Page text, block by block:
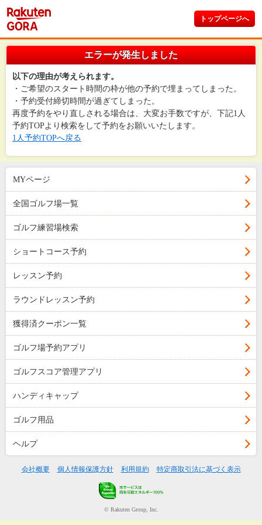
トップページへ
エラーが発生しました
以下の理由が考えられます。
・ご希望のスタート時間の枠が他の予約で埋まってしまった。
・予約受付締切時間が過ぎてしまった。
再度予約をやり直しされる場合は、大変お手数ですが、下記1人
予約TOPより検索をして予約をお願いいたします。
1人予約TOPへ戻る
MYページ
全国ゴルフ場一覧
ゴルフ練習場検索
ショートコース予約
レッスン予約
ラウンドレッスン予約
獲得済クーポン一覧
ゴルフ場予約アプリ
ゴルフスコア管理アプリ
ハンディキャップ
ゴルフ用品
ヘルプ
会社概要 個人情報保護方針 利用規約 特定商取引法に基づく表示
© Rakuten Group, Inc.